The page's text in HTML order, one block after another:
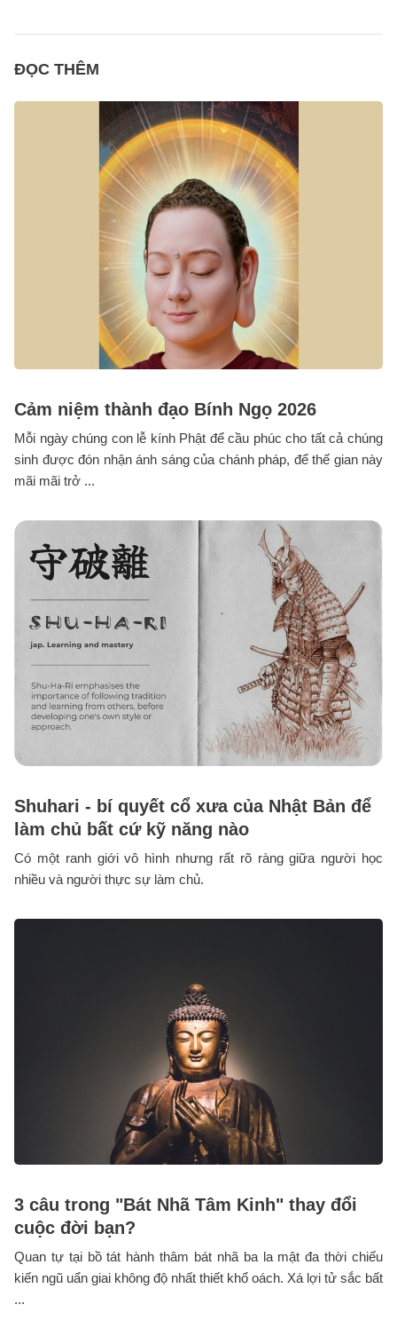
ĐỌC THÊM
Cảm niệm thành đạo Bính Ngọ 2026
Mỗi ngày chúng con lễ kính Phật để cầu phúc cho tất cả chúng
sinh được đón nhận ánh sáng của chánh pháp, để thế gian này
mãi mãi trở ...
Shuhari - bí quyết cổ xưa của Nhật Bản để
làm chủ bất cứ kỹ năng nào
Có một ranh giới vô hình nhưng rất rõ ràng giữa người học
nhiều và người thực sự làm chủ.
3 câu trong "Bát Nhã Tâm Kinh" thay đổi
cuộc đời bạn?
Quan tự tại bồ tát hành thâm bát nhã ba la mật đa thời chiếu
kiến ngũ uẩn giai không độ nhất thiết khổ oách. Xá lợi tử sắc bất
...